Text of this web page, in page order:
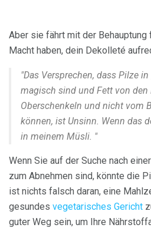
Aber sie fährt mit der
Macht haben, dein Dekolleté
"Das Versprechen, dass Pilze
magisch sind und Fett von den
Oberschenkeln und nicht vom
können, ist Unsinn. Wenn das
in meinem Müsli. "
Wenn Sie auf der Suche nach
zum Abnehmen sind, könnte die
ist nichts falsch daran, eine
gesundes vegetarisches Gericht
guter Weg sein, um Ihre